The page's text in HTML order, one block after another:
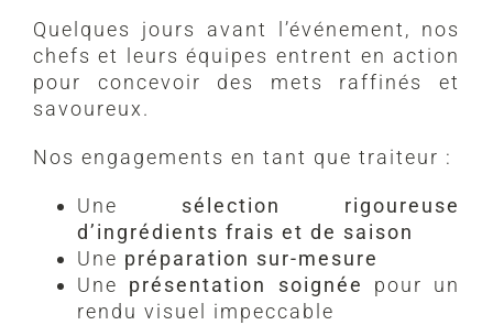
Quelques jours avant l’événement, nos
chefs et leurs équipes entrent en action
pour concevoir des mets raffinés et
savoureux.
Nos engagements en tant que traiteur :
Une sélection rigoureuse
d’ingrédients frais et de saison
Une préparation sur-mesure
Une présentation soignée
pour un
rendu visuel impeccable